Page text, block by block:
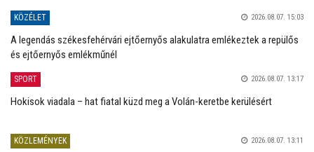
KÖZÉLET 2026.08.07. 15:03
A legendás székesfehérvári ejtőernyős alakulatra emlékeztek a repülős
és ejtőernyős emlékműnél
SPORT 2026.08.07. 13:17
Hokisok viadala – hat fiatal küzd meg a Volán-keretbe kerülésért
KÖZLEMÉNYEK 2026.08.07. 13:11